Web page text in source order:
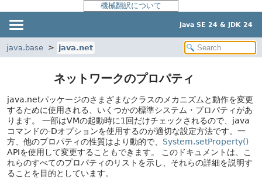
機械翻訳について
Java SE 24 & JDK 24
java.base java.net
ネットワークのプロパティ
java.netパッケージのさまざまなクラスのメカニズムと動作を変更
するために使用される、いくつかの標準システム・プロパティがあ
ります。
一部はVMの起動時に1回だけチェックされるので、java
コマンドの-Dオプションを使用するのが適切な設定方法です。一
方、他のプロパティの性質はより動的で、 System.setProperty()
APIを使用して変更することもできます。
このドキュメントは、こ
れらのすべてのプロパティのリストを示し、それらの詳細を説明す
ることを目的としています。